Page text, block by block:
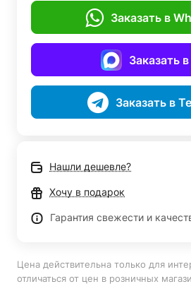
Заказать в
Заказать
Заказать в
Нашли дешевле?
Хочу в подарок
Гарантия свежести и
Цена действительна только для
отличаться от цен в розничных